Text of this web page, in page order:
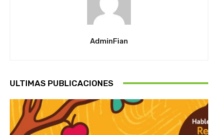
AdminFian
ULTIMAS PUBLICACIONES